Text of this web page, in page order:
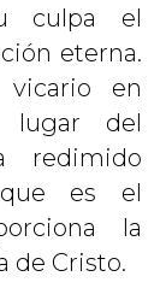
culpa el
eterna.
en
lugar del
redimido
que es el
la
de Cristo.